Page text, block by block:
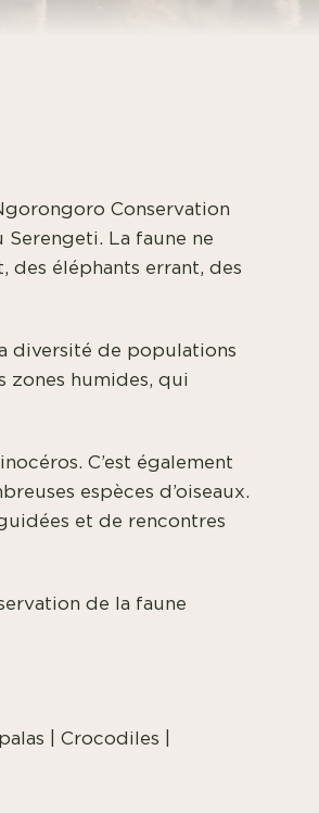
Conservation
La faune ne
des éléphants errant, des
diversité de populations
zones humides, qui
C’est également
espèces d’oiseaux.
et de rencontres
de la faune
| Crocodiles |